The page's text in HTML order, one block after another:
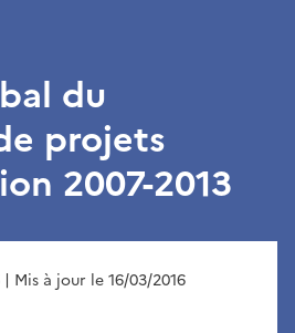
du
projets
2007-2013
| Mis à jour le 16/03/2016